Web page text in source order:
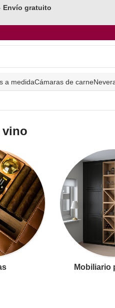
Envío gratuito
a medidaCámaras de carne
vino
Mobiliario